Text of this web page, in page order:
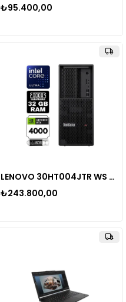
₺95.400,00
LENOVO 30HT004JTR WS P3 V2 ULTRA-9 285K 24C 32GB 5600MHz RAM 1TB SSD NVIDIA RTX4000ADA 20GB W11 PRO Masaüstü Bilgisayar
₺243.800,00